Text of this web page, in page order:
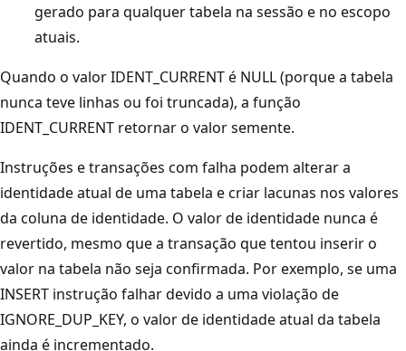
gerado para qualquer tabela na sessão e no escopo
atuais.
Quando o valor IDENT_CURRENT é NULL (porque a tabela
nunca teve linhas ou foi truncada), a função
IDENT_CURRENT retornar o valor semente.
Instruções e transações com falha podem alterar a
identidade atual de uma tabela e criar lacunas nos valores
da coluna de identidade. O valor de identidade nunca é
revertido, mesmo que a transação que tentou inserir o
valor na tabela não seja confirmada. Por exemplo, se uma
INSERT instrução falhar devido a uma violação de
IGNORE_DUP_KEY, o valor de identidade atual da tabela
ainda é incrementado.